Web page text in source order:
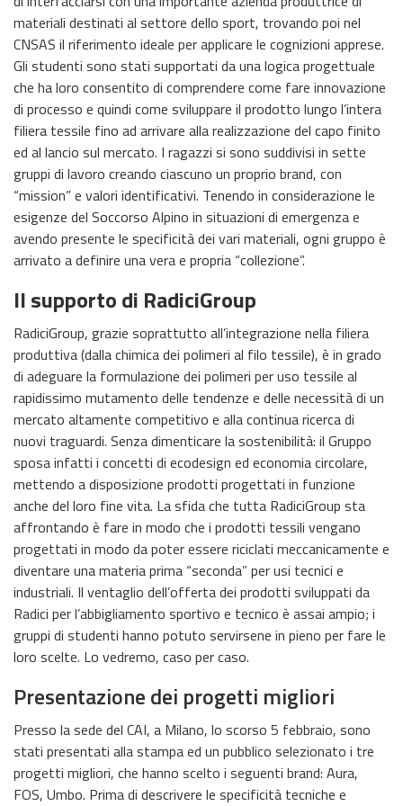
materiali destinati al settore dello sport, trovando poi nel
CNSAS il riferimento ideale per applicare le cognizioni apprese.
Gli studenti sono stati supportati da una logica progettuale
che ha loro consentito di comprendere come fare innovazione
di processo e quindi come sviluppare il prodotto lungo l’intera
filiera tessile fino ad arrivare alla realizzazione del capo finito
ed al lancio sul mercato. I ragazzi si sono suddivisi in sette
gruppi di lavoro creando ciascuno un proprio brand, con
“mission” e valori identificativi. Tenendo in considerazione le
esigenze del Soccorso Alpino in situazioni di emergenza e
avendo presente le specificità dei vari materiali, ogni gruppo è
arrivato a definire una vera e propria “collezione”.
Il supporto di RadiciGroup
RadiciGroup, grazie soprattutto all’integrazione nella filiera
produttiva (dalla chimica dei polimeri al filo tessile), è in grado
di adeguare la formulazione dei polimeri per uso tessile al
rapidissimo mutamento delle tendenze e delle necessità di un
mercato altamente competitivo e alla continua ricerca di
nuovi traguardi. Senza dimenticare la sostenibilità: il Gruppo
sposa infatti i concetti di ecodesign ed economia circolare,
mettendo a disposizione prodotti progettati in funzione
anche del loro fine vita. La sfida che tutta RadiciGroup sta
affrontando è fare in modo che i prodotti tessili vengano
progettati in modo da poter essere riciclati meccanicamente e
diventare una materia prima “seconda” per usi tecnici e
industriali. Il ventaglio dell’offerta dei prodotti sviluppati da
Radici per l’abbigliamento sportivo e tecnico è assai ampio; i
gruppi di studenti hanno potuto servirsene in pieno per fare le
loro scelte. Lo vedremo, caso per caso.
Presentazione dei progetti migliori
Presso la sede del CAI, a Milano, lo scorso 5 febbraio, sono
stati presentati alla stampa ed un pubblico selezionato i tre
progetti migliori, che hanno scelto i seguenti brand: Aura,
FOS, Umbo. Prima di descrivere le specificità tecniche e